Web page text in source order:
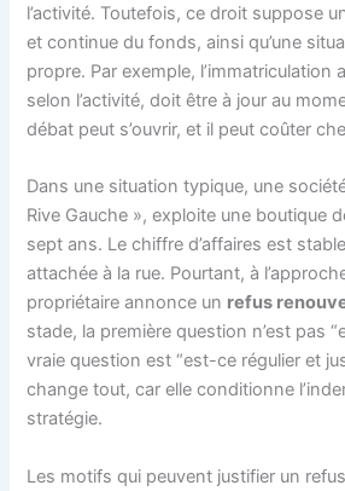
l’activité. Toutefois, ce droit suppose
et continue du fonds, ainsi qu’une
propre. Par exemple, l’immatriculation
selon l’activité, doit être à jour au
débat peut s’ouvrir, et il peut coûter
Dans une situation typique, une
Rive Gauche », exploite une boutique
sept ans. Le chiffre d’affaires est
attachée à la rue. Pourtant, à
propriétaire annonce un refus
stade, la première question n’est pas
vraie question est “est-ce régulier et
change tout, car elle conditionne
stratégie.
Les motifs qui peuvent justifier un